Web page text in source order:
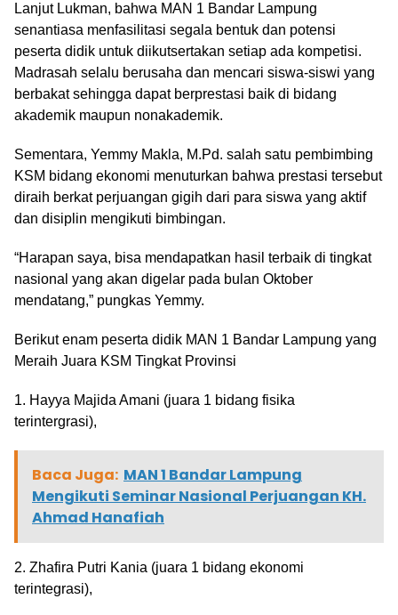
Lanjut Lukman, bahwa MAN 1 Bandar Lampung
senantiasa menfasilitasi segala bentuk dan potensi
peserta didik untuk diikutsertakan setiap ada kompetisi.
Madrasah selalu berusaha dan mencari siswa-siswi yang
berbakat sehingga dapat berprestasi baik di bidang
akademik maupun nonakademik.
Sementara, Yemmy Makla, M.Pd. salah satu pembimbing
KSM bidang ekonomi menuturkan bahwa prestasi tersebut
diraih berkat perjuangan gigih dari para siswa yang aktif
dan disiplin mengikuti bimbingan.
“Harapan saya, bisa mendapatkan hasil terbaik di tingkat
nasional yang akan digelar pada bulan Oktober
mendatang,” pungkas Yemmy.
Berikut enam peserta didik MAN 1 Bandar Lampung yang
Meraih Juara KSM Tingkat Provinsi
1. Hayya Majida Amani (juara 1 bidang fisika
terintergrasi),
Baca Juga: MAN 1 Bandar Lampung
Mengikuti Seminar Nasional Perjuangan KH.
Ahmad Hanafiah
2. Zhafira Putri Kania (juara 1 bidang ekonomi
terintegrasi),